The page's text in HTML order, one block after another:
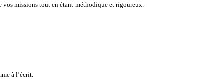
vos missions tout en étant méthodique et rigoureux.
à l’écrit.